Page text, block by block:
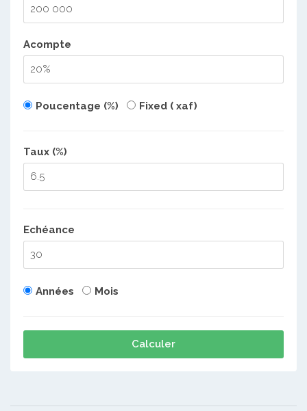
Acompte
Poucentage (%) Fixed ( xaf)
Taux (%)
Echéance
Années Mois
Calculer